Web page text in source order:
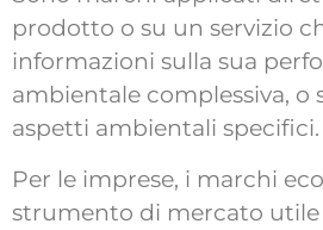
prodotto o su un servizio
informazioni sulla sua
ambientale complessiva, o
aspetti ambientali specifici.
Per le imprese, i marchi
strumento di mercato utile